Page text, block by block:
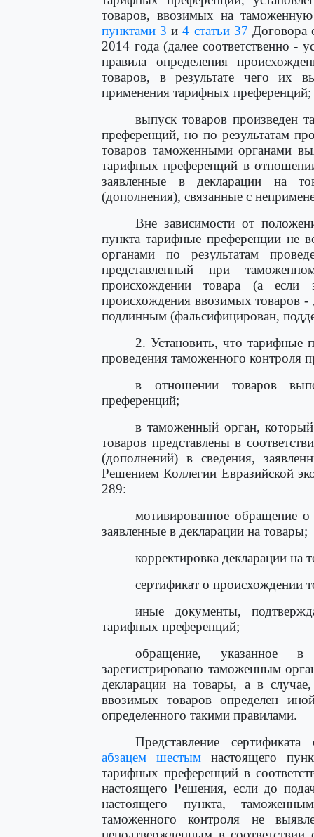
товаров, ввозимых на
пунктами 3 и4 статьи 37 Договора
2014 года (далее соответственно -
правила определения
товаров, в результате чего их
применения тарифных преференций;
выпуск товаров произведен
преференций, но по результатам
товаров таможенными органами
тарифных преференций в
заявленные в декларации на
(дополнения), связанные с
Вне зависимости от
пункта тарифные преференции не
органами по результатам
представленный при
происхождении товара (а если
происхождения ввозимых товаров -
подлинным (фальсифицирован,
2. Установить, что тарифные
проведения таможенного контроля
в отношении товаров
преференций;
в таможенный орган,
товаров представлены в
(дополнений) в сведения,
Решением Коллегии Евразийской
289:
мотивированное обращение
заявленные в декларации на товары;
корректировка декларации на
сертификат о происхождении
иные документы,
тарифных преференций;
обращение, указанное
зарегистрировано таможенным
декларации на товары, а в
ввозимых товаров определен
определенного такими правилами.
Представление
абзацем шестым настоящего
тарифных преференций в
настоящего Решения, если до
настоящего пункта,
таможенного контроля не